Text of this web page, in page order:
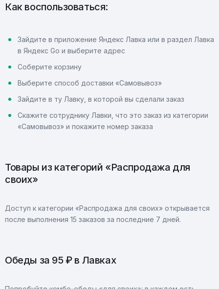
Как воспользоваться:
Зайдите в приложение Яндекс Лавка или в раздел Лавка
в Яндекс Go и выберите адрес
Соберите корзину
Выберите способ доставки «Самовывоз»
Зайдите в ту Лавку, в которой вы сделали заказ
Скажите сотруднику Лавки, что это заказ из категории
«Самовывоз» и покажите номер заказа
Товары из категорий «Распродажа для
своих»
Доступ к категории «Распродажа для своих» открывается
после выполнения 15 заказов за последние 7 дней.
Обеды за 95 ₽ в Лавках